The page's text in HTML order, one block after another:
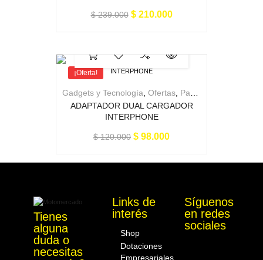
$239.000 $210.000
¡Oferta!
Gadgets y Tecnología Ofertas Para la moto
ADAPTADOR DUAL CARGADOR
INTERPHONE
$120.000 $ 98.000
Motomercado
Tienes
alguna
duda o
necesitas
Links de
interés
Shop
Dotaciones
Empresariales
Síguenos
en redes
sociales